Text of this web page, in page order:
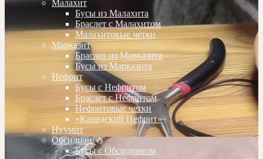
Малахит
Бусы из Малахита
Браслет с Малахитом
Малахитовые четки
Марказит
Браслет из Марказита
Бусы из Марказита
Нефрит
Бусы с Нефритом
Браслет с Нефритом
Нефритовые четки
«Канадский Нефрит»
Нуумит
Обсидиан
Бусы с Обсидианом